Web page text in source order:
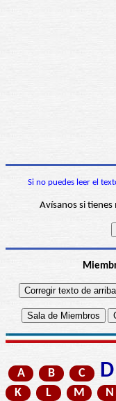
Si no puedes leer el
Avísanos si tienes
A B C D
K
L M N